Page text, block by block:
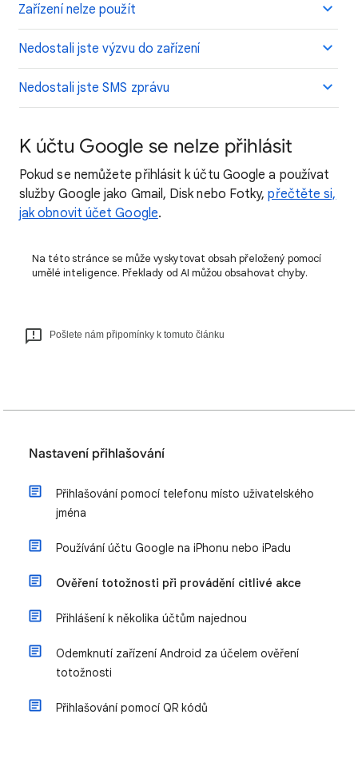
Zařízení nelze použít
Nedostali jste výzvu do zařízení
Nedostali jste SMS zprávu
K účtu Google se nelze přihlásit
Pokud se nemůžete přihlásit k účtu Google a používat
služby Google jako Gmail, Disk nebo Fotky,přečtěte si,
jak obnovit účet Google.
Na této stránce se může vyskytovat obsah přeložený pomocí
umělé inteligence. Překlady od AI můžou obsahovat chyby.
Pošlete nám připomínky k tomuto článku
Nastavení přihlašování
Přihlašování pomocí telefonu místo uživatelského
jména
Používání účtu Google na iPhonu nebo iPadu
Ověření totožnosti při provádění citlivé akce
Přihlášení k několika účtům najednou
Odemknutí zařízení Android za účelem ověření
totožnosti
Přihlašování pomocí QR kódů